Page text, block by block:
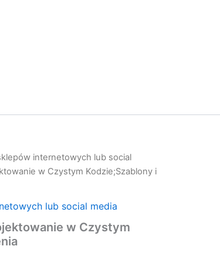
internetowych lub social
w Czystym Kodzie;Szablony i
lub social media
w Czystym